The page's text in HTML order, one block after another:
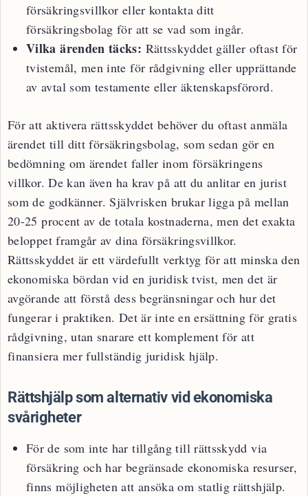
försäkringsvillkor eller kontakta ditt
försäkringsbolag för att se vad som ingår.
Vilka ärenden täcks: Rättsskyddet gäller oftast för
tvistemål, men inte för rådgivning eller upprättande
av avtal som testamente eller äktenskapsförord.
För att aktivera rättsskyddet behöver du oftast anmäla
ärendet till ditt försäkringsbolag, som sedan gör en
bedömning om ärendet faller inom försäkringens
villkor. De kan även ha krav på att du anlitar en jurist
som de godkänner. Självrisken brukar ligga på mellan
20-25 procent av de totala kostnaderna, men det exakta
beloppet framgår av dina försäkringsvillkor.
Rättsskyddet är ett värdefullt verktyg för att minska den
ekonomiska bördan vid en juridisk tvist, men det är
avgörande att förstå dess begränsningar och hur det
fungerar i praktiken. Det är inte en ersättning för gratis
rådgivning, utan snarare ett komplement för att
finansiera mer fullständig juridisk hjälp.
Rättshjälp som alternativ vid ekonomiska
svårigheter
För de som inte har tillgång till rättsskydd via
försäkring och har begränsade ekonomiska resurser,
finns möjligheten att ansöka om statlig rättshjälp.